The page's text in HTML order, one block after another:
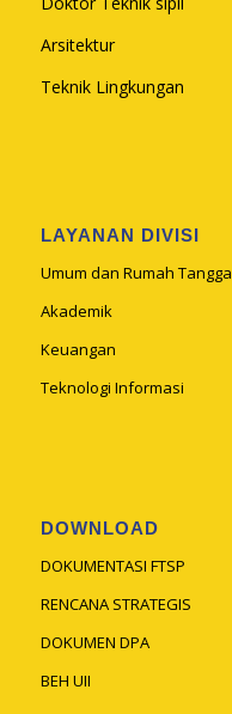
Arsitektur
Teknik Lingkungan
LAYANAN DIVISI
Umum dan Rumah Tangga
Akademik
Keuangan
Teknologi Informasi
DOWNLOAD
DOKUMENTASI FTSP
RENCANA STRATEGIS
DOKUMEN DPA
BEH UII